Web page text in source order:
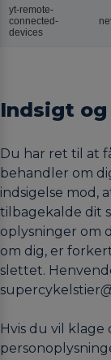
yt-remote-
connected-
devices
Indsigt
Du har ret til at
behandler om
indsigelse mod,
tilbagekalde dit
oplysninger om
om dig, er
slettet.
supercykelstier
Hvis du vil